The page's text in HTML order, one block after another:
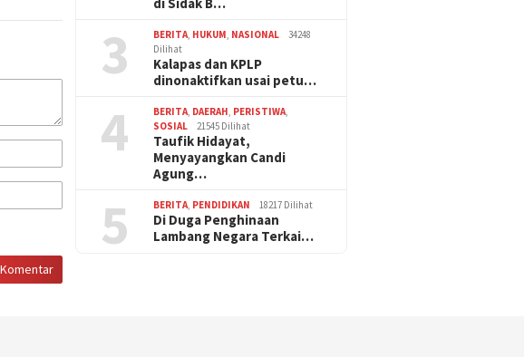
3 BERITA, HUKUM, NASIONAL
34248
Dilihat
Kalapas dan KPLP
dinonaktifkan usai petu…
4 BERITA, DAERAH, PERISTIWA,
SOSIAL
21545 Dilihat
Taufik Hidayat,
Menyayangkan Candi
Agung…
5 BERITA, PENDIDIKAN 18217 Dilihat
Di Duga Penghinaan
Lambang Negara Terkai…